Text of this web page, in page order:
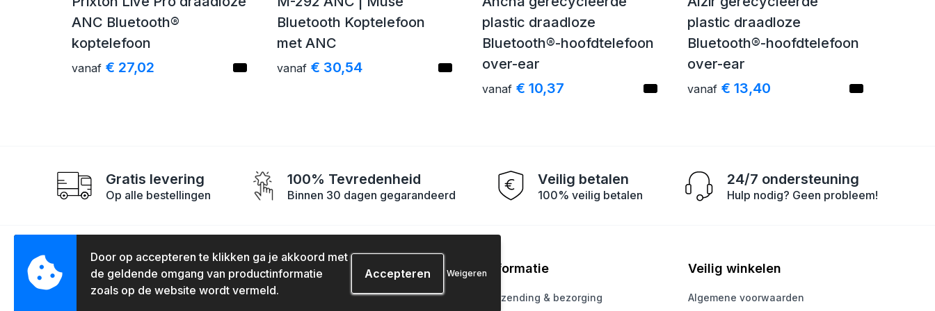
ANC Bluetooth®
koptelefoon
vanaf € 27,02
Bluetooth Koptelefoon
met ANC
vanaf € 30,54
plastic draadloze
Bluetooth®-hoofdtelefoon
over-ear
vanaf € 10,37
plastic draadloze
Bluetooth®-hoofdtelefoon
over-ear
vanaf € 13,40
Gratis levering
Op alle bestellingen
100% Tevredenheid
Binnen 30 dagen gegarandeerd
Veilig betalen
100% veilig betalen
24/7 ondersteuning
Hulp nodig? Geen probleem!
Contact
Overtoom 147-149
Klantenservice Informatie
Verzending & bezorging
Veilig winkelen
Algemene voorwaarden
Door op accepteren te klikken ga je akkoord met
de geldende omgang van productinformatie
zoals op de website wordt vermeld.
Weigeren